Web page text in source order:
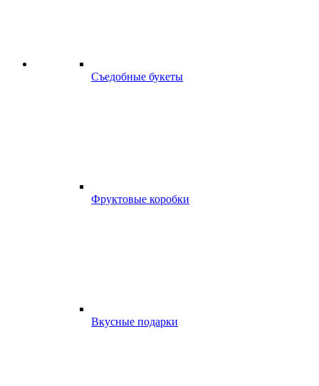
Съедобные букеты
Фруктовые коробки
Вкусные подарки